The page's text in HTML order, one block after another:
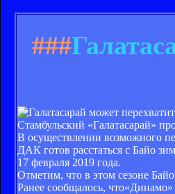
###
Стамбульский «Галатасарай»
В осуществлении возможного
ДАК готов расстаться с Байо
17 февраля 2019 года.
Отметим, что в этом сезоне
Ранее сообщалось,